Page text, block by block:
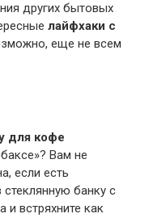
других бытовых
лайфхаки с
еще не всем
для кофе
Вам не
если есть
банку с
встряхните как